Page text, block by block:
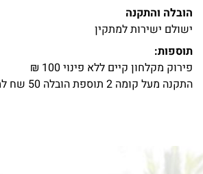
הובלה והתקנה
ישולם ישירות למתקין
תוספות:
פירוק מקלחון קיים ללא פינוי 100 ₪
התקנה מעל קומה 2 תוספת הובלה 50 שח למוצר